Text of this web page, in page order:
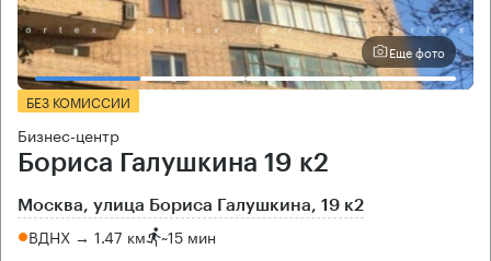
Еще фото
БЕЗ КОМИССИИ
Бизнес-центр
Бориса Галушкина 19 к2
Москва, улица Бориса Галушкина, 19 к2
ВДНХ → 1.47 км ~15 мин